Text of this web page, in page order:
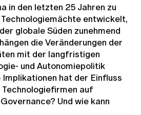
in den letzten 25 Jahren zu
entwickelt,
globale Süden zunehmend
die Veränderungen der
mit der langfristigen
und Autonomiepolitik
hat der Einfluss
auf
Und wie kann